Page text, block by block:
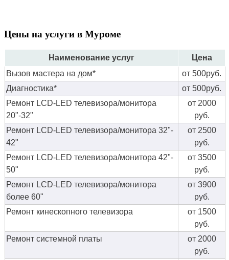
Цены на услуги в Муроме
Наименование услуг
Цена
Вызов мастера на дом*
от 500руб.
Диагностика*
от 500руб.
Ремонт LCD-LED телевизора/монитора
20"-32"
от 2000
руб.
Ремонт LCD-LED телевизора/монитора 32"-
42"
от 2500
руб.
Ремонт LCD-LED телевизора/монитора 42"-
50"
от 3500
руб.
Ремонт LCD-LED телевизора/монитора
более 60"
от 3900
руб.
Ремонт кинескопного телевизора
от 1500
руб.
Ремонт системной платы
от 2000
руб.